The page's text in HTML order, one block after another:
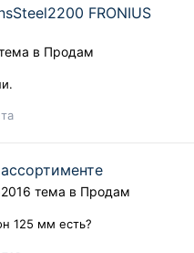
FRONIUS
в Продам
тема в Продам
125 мм есть?